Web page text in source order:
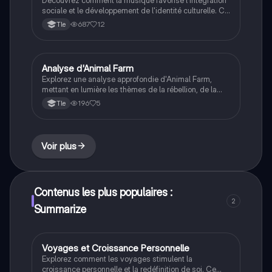
sociale et le développement de l'identité culturelle. Ce
document explore le rôle de la musique comme
moyen de communication, l'importance des traditions
Tle 687 12
LLCE Ang
Analyse d'Animal Farm
Explorez une analyse approfondie d'Animal Farm,
mettant en lumière les thèmes de la rébellion, de la
dictature et de l'égalité. Ce résumé détaillé et la carte
mentale associée vous aideront à comprendre les
la nature humaine. Type de contenu : résumé et carte
mentale.
Tle 196 5
Voir plus
Contenus les plus populaires :
Summarize
2
LLCE Ang
Voyages et Croissance Personnelle
Explorez comment les voyages stimulent la
croissance personnelle et la redéfinition de soi. Ce